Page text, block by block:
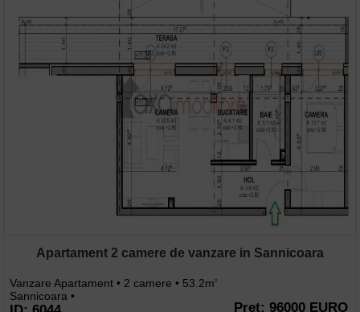
Apartament 2 camere de vanzare in Sannicoara
Vanzare Apartament • 2 camere • 53.2m2
Sannicoara •
Pret: 96000 EURO